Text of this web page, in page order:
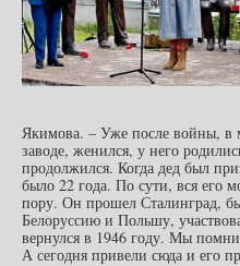
Якимова. – Уже после войны, в
заводе, женился, у него
продолжился. Когда дед был
было 22 года. По сути, вся его
пору. Он прошел Сталинград,
Белоруссию и Польшу,
вернулся в 1946 году. Мы
А сегодня привели сюда и его